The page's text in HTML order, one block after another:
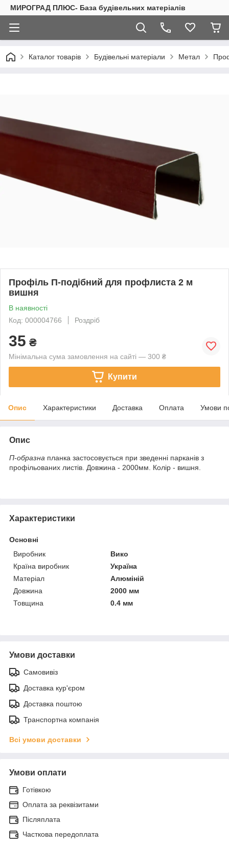
МИРОГРАД ПЛЮС- База будівельних матеріалів
Каталог товарів Будівельні матеріали Метал
Профіль П-подібний для профлиста 2 м
вишня
В наявності
Код: 000004766
Роздріб
35 ₴
Мінімальна сума замовлення на сайті — 300 ₴
Купити
Опис Характеристики Доставка Оплата Умови
Опис
П-образна планка застосовується при зведенні парканів з
профільованих листів. Довжина - 2000мм. Колір - вишня.
Характеристики
Основні
Виробник
Вико
Країна виробник
Україна
Матеріал
Алюміній
Довжина
2000 мм
Товщина
0.4 мм
Умови доставки
Самовивіз
Доставка кур'єром
Доставка поштою
Транспортна компанія
Всі умови доставки
Умови оплати
Готівкою
Оплата за реквізитами
Післяплата
Часткова передоплата